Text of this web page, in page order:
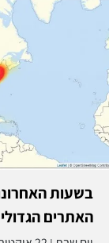
בשעות
האתרים